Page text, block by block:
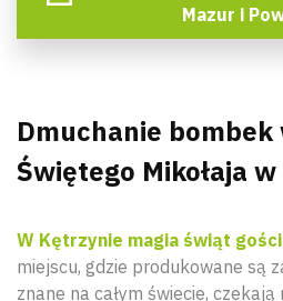
Mazur i
Dmuchanie bombek
Świętego Mikołaja w
W Kętrzynie magia świąt
miejscu, gdzie produkowane są
znane na całym świecie,